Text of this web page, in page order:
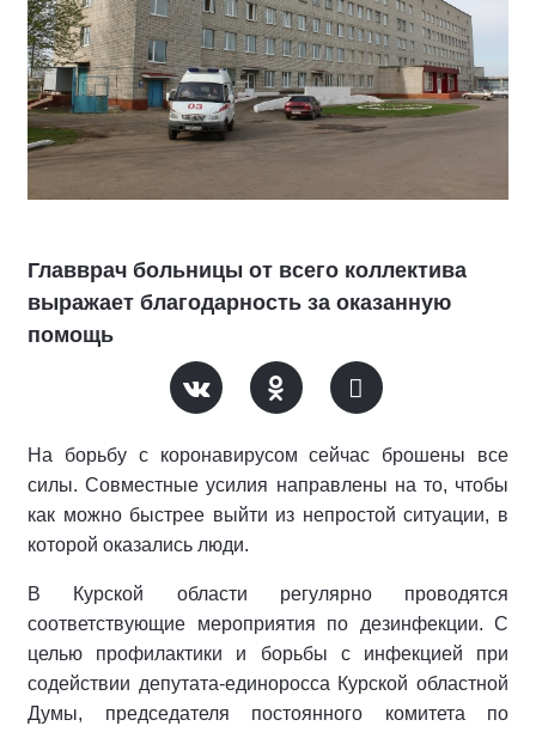
Главврач больницы от всего коллектива
выражает благодарность за оказанную
помощь
На борьбу с коронавирусом сейчас брошены все
силы. Совместные усилия направлены на то, чтобы
как можно быстрее выйти из непростой ситуации, в
которой оказались люди.
В Курской области регулярно проводятся
соответствующие мероприятия по дезинфекции. С
целью профилактики и борьбы с инфекцией при
содействии депутата-единоросса Курской областной
Думы, председателя постоянного комитета по